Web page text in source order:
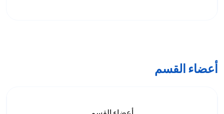
أعضاء القسم